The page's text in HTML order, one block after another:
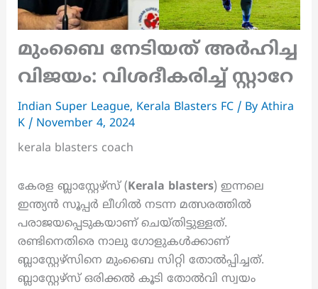
മുംബൈ നേടിയത് അർഹിച്ച
വിജയം: വിശദീകരിച്ച് സ്റ്റാറേ
Indian Super League, Kerala Blasters FC/ By Athira
K / November 4, 2024
kerala blasters coach
കേരള ബ്ലാസ്റ്റേഴ്സ് (Kerala blasters) ഇന്നലെ
ഇന്ത്യൻ സൂപ്പർ ലീഗിൽ നടന്ന മത്സരത്തിൽ
പരാജയപ്പെടുകയാണ് ചെയ്തിട്ടുള്ളത്.
രണ്ടിനെതിരെ നാലു ഗോളുകൾക്കാണ്
ബ്ലാസ്റ്റേഴ്സിനെ മുംബൈ സിറ്റി തോൽപ്പിച്ചത്.
ബ്ലാസ്റ്റേഴ്സ് ഒരിക്കൽ കൂടി തോൽവി സ്വയം